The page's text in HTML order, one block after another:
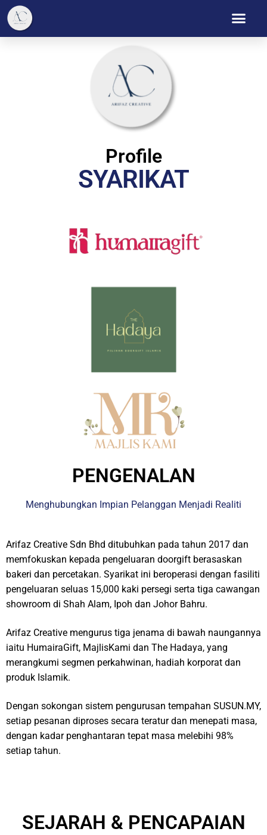
Profile
SYARIKAT
PENGENALAN
Menghubungkan Impian Pelanggan Menjadi Realiti
Arifaz Creative Sdn Bhd ditubuhkan pada tahun 2017 dan
memfokuskan kepada pengeluaran doorgift berasaskan
bakeri dan percetakan. Syarikat ini beroperasi dengan fasiliti
pengeluaran seluas 15,000 kaki persegi serta tiga cawangan
showroom di Shah Alam, Ipoh dan Johor Bahru.
Arifaz Creative mengurus tiga jenama di bawah naungannya
iaitu HumairaGift, MajlisKami dan The Hadaya, yang
merangkumi segmen perkahwinan, hadiah korporat dan
produk Islamik.
Dengan sokongan sistem pengurusan tempahan SUSUN.MY,
setiap pesanan diproses secara teratur dan menepati masa,
dengan kadar penghantaran tepat masa melebihi 98%
setiap tahun.
SEJARAH & PENCAPAIAN